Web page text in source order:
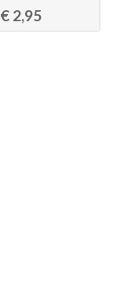
€ 2,95